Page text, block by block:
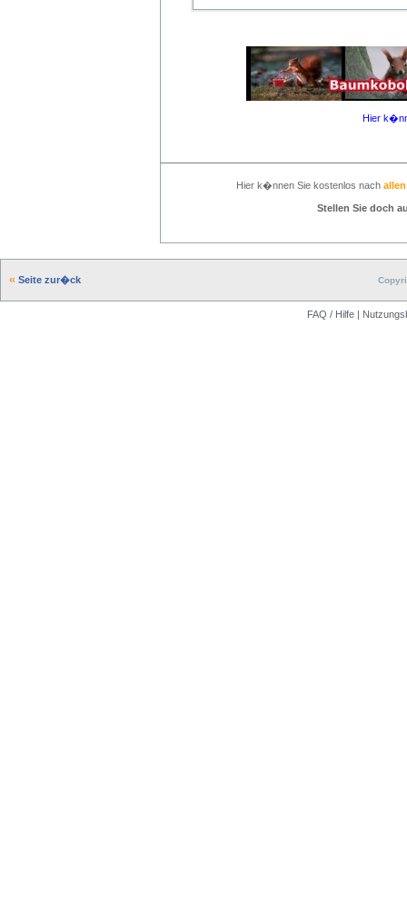
Hier
Hier k�nnen Sie kostenlos nach
Stellen Sie doch
Seite zur�ck
FAQ / Hilfe|